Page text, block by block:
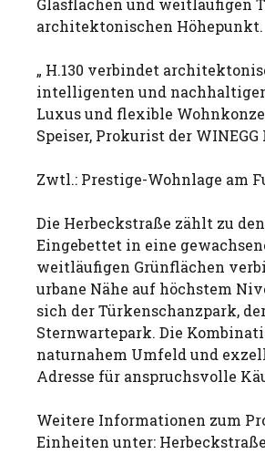
Glasflächen und weitläufigen
architektonischen Höhepunkt.
„ H.130 verbindet
intelligenten und
Luxus und flexible
Speiser, Prokurist der
Zwtl.: Prestige-Wohnlage am
Die Herbeckstraße zählt zu
Eingebettet in eine
weitläufigen Grünflächen
urbane Nähe auf höchstem
sich der Türkenschanzpark,
Sternwartepark. Die
naturnahem Umfeld und
Adresse für anspruchsvolle
Weitere Informationen zum
Einheiten unter: